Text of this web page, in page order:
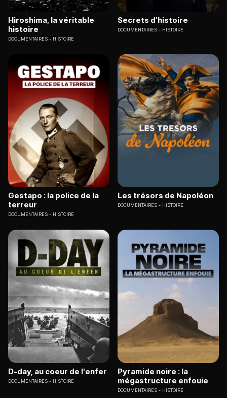
Hiroshima, la véritable
histoire
DOCUMENTAIRES HISTOIRE
Secrets d'histoire
DOCUMENTAIRES HISTOIRE
Gestapo : la police de la
terreur
DOCUMENTAIRES HISTOIRE
Les trésors de Napoléon
DOCUMENTAIRES HISTOIRE
D-day, au coeur de l'enfer
DOCUMENTAIRES HISTOIRE
Pyramide noire : la
mégastructure enfouie
DOCUMENTAIRES HISTOIRE